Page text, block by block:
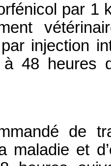
par 1
injection
48 heures
de
maladie et